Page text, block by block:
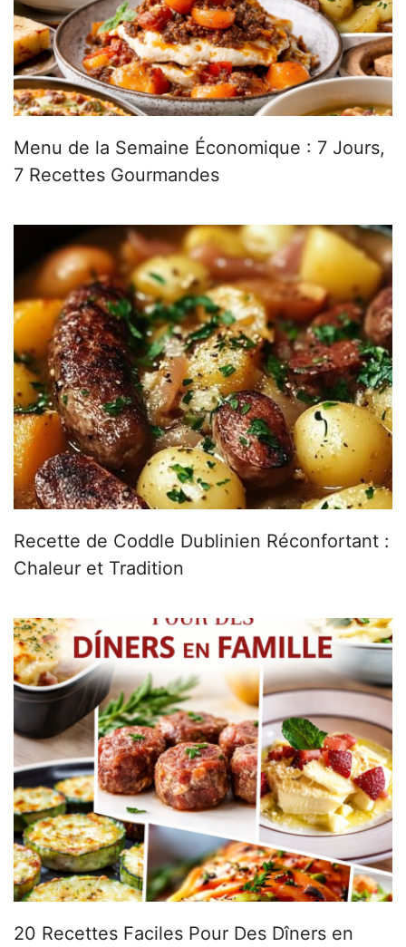
Menu de la Semaine Économique : 7 Jours,
7 Recettes Gourmandes
Recette de Coddle Dublinien Réconfortant :
Chaleur et Tradition
20 Recettes Faciles Pour Des Dîners en